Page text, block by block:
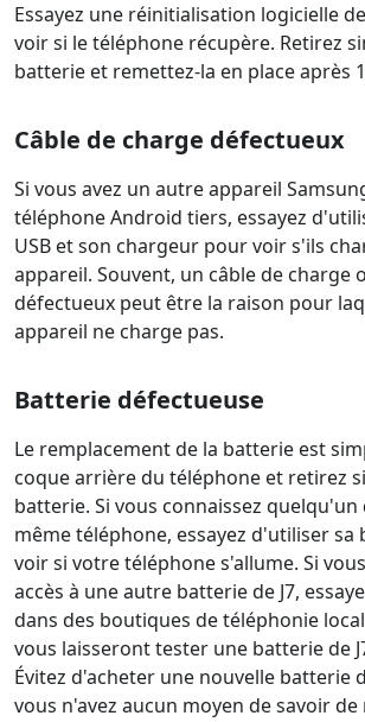
Essayez une réinitialisation logicielle
voir si le téléphone récupère. Retirez
batterie et remettez-la en place après
Câble de charge défectueux
Si vous avez un autre appareil
téléphone Android tiers, essayez
USB et son chargeur pour voir s'ils
appareil. Souvent, un câble de charge
défectueux peut être la raison pour
appareil ne charge pas.
Batterie défectueuse
Le remplacement de la batterie est
coque arrière du téléphone et retirez
batterie. Si vous connaissez quelqu'un
même téléphone, essayez d'utiliser
voir si votre téléphone s'allume. Si
accès à une autre batterie de J7,
dans des boutiques de téléphonie
vous laisseront tester une batterie de
Évitez d'acheter une nouvelle batterie
vous n'avez aucun moyen de savoir